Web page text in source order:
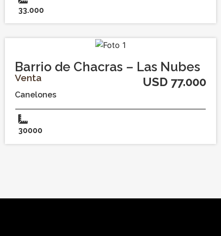
33.000
Barrio de Chacras – Las Nubes
Venta USD 77.000
Canelones
30000